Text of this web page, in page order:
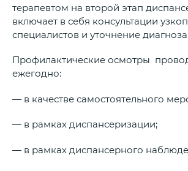
терапевтом на второй этап
включает в себя консультации
специалистов и уточнение диагноза.
Профилактические осмотры
ежегодно:
— в качестве самостоятельного
— в рамках диспансеризации;
— в рамках диспансерного